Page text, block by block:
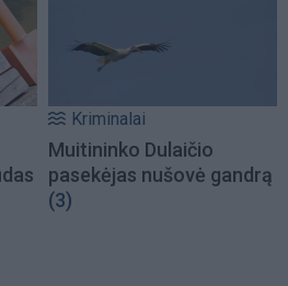
Kriminalai
Muitininko Dulaičio
pasekėjas nušovė gandrą
(3)